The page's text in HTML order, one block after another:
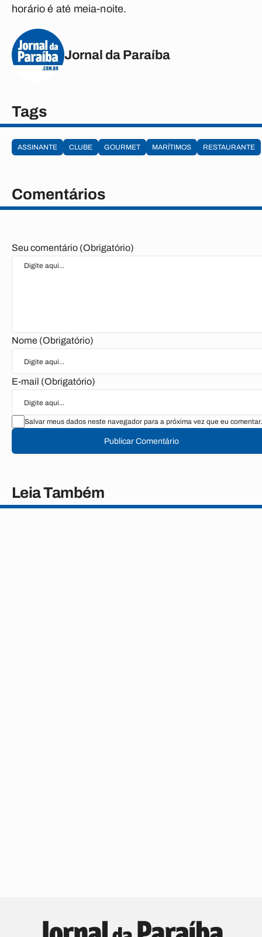
horário é até meia-noite.
Jornal da Paraíba
Tags
ASSINANTE CLUBE GOURMET MARÍTIMOS RESTAURANTE
Comentários
Seu comentário (Obrigatório)
Nome (Obrigatório)
E-mail (Obrigatório)
Salvar meus dados neste navegador para a próxima vez que eu comentar.
Publicar Comentário
Leia Também